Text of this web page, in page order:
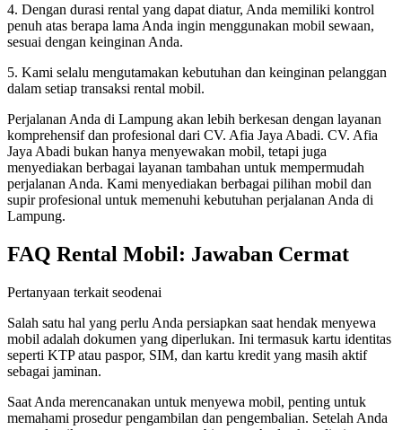
4. Dengan durasi rental yang dapat diatur, Anda memiliki kontrol
penuh atas berapa lama Anda ingin menggunakan mobil sewaan,
sesuai dengan keinginan Anda.
5. Kami selalu mengutamakan kebutuhan dan keinginan pelanggan
dalam setiap transaksi rental mobil.
Perjalanan Anda di Lampung akan lebih berkesan dengan layanan
komprehensif dan profesional dari CV. Afia Jaya Abadi. CV. Afia
Jaya Abadi bukan hanya menyewakan mobil, tetapi juga
menyediakan berbagai layanan tambahan untuk mempermudah
perjalanan Anda. Kami menyediakan berbagai pilihan mobil dan
supir profesional untuk memenuhi kebutuhan perjalanan Anda di
Lampung.
FAQ Rental Mobil: Jawaban Cermat
Pertanyaan terkait seodenai
Salah satu hal yang perlu Anda persiapkan saat hendak menyewa
mobil adalah dokumen yang diperlukan. Ini termasuk kartu identitas
seperti KTP atau paspor, SIM, dan kartu kredit yang masih aktif
sebagai jaminan.
Saat Anda merencanakan untuk menyewa mobil, penting untuk
memahami prosedur pengambilan dan pengembalian. Setelah Anda